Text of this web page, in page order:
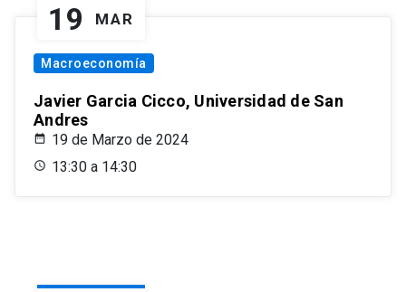
19 MAR
Macroeconomía
Javier Garcia Cicco, Universidad de San
Andres
19 de Marzo de 2024
13:30 a 14:30